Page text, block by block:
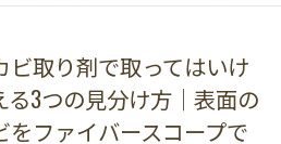
ビ取り剤で取ってはいけ
る3つの見分け方｜表面の
をファイバースコープで